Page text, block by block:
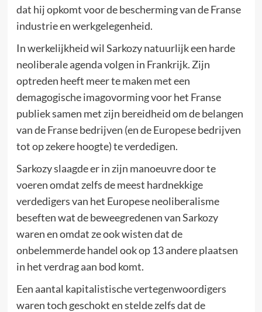
dat hij opkomt voor de bescherming van de Franse
industrie en werkgelegenheid.
In werkelijkheid wil Sarkozy natuurlijk een harde
neoliberale agenda volgen in Frankrijk. Zijn
optreden heeft meer te maken met een
demagogische imagovorming voor het Franse
publiek samen met zijn bereidheid om de belangen
van de Franse bedrijven (en de Europese bedrijven
tot op zekere hoogte) te verdedigen.
Sarkozy slaagde er in zijn manoeuvre door te
voeren omdat zelfs de meest hardnekkige
verdedigers van het Europese neoliberalisme
beseften wat de beweegredenen van Sarkozy
waren en omdat ze ook wisten dat de
onbelemmerde handel ook op 13 andere plaatsen
in het verdrag aan bod komt.
Een aantal kapitalistische vertegenwoordigers
waren toch geschokt en stelde zelfs dat de